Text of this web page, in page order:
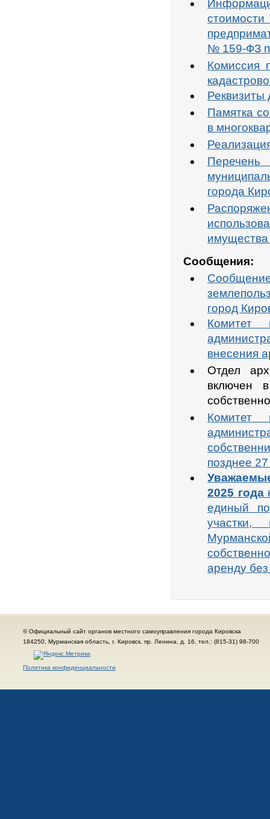
№ 159-ФЗ
Комиссия
Реквизиты
Памятка
в
Перечень
города
имущества
Сообщения:
город
Комитет
внесения
Отдел
включен
Комитет
позднее
2025 года
единый
участки,
аренду
© Официальный сайт органов местного самоуправления города Кировска
184250, Мурманская область, г. Кировск, пр. Ленина, д. 16, тел.: (815-31) 98-700
Политика конфиденциальности